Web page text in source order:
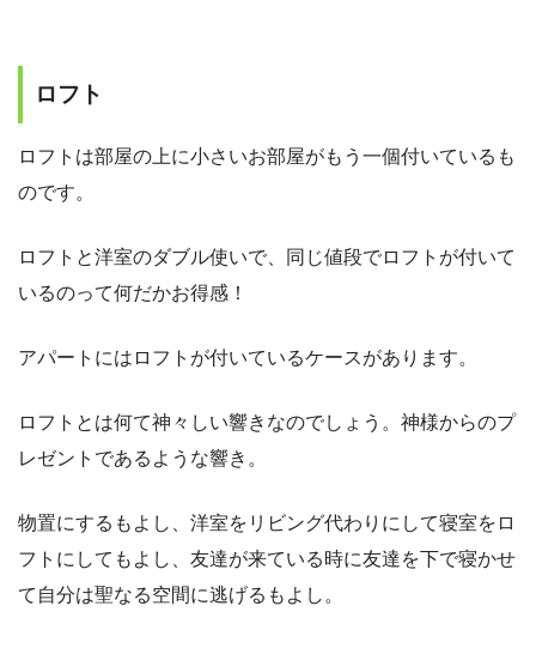
ロフト
ロフトは部屋の上に小さいお部屋がもう一個付いているも
のです。
ロフトと洋室のダブル使いで、同じ値段でロフトが付いて
いるのって何だかお得感！
アパートにはロフトが付いているケースがあります。
ロフトとは何て神々しい響きなのでしょう。神様からのプ
レゼントであるような響き。
物置にするもよし、洋室をリビング代わりにして寝室をロ
フトにしてもよし、友達が来ている時に友達を下で寝かせ
て自分は聖なる空間に逃げるもよし。